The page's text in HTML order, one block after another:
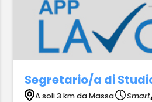
Segretario/a di
A soli 3 km da Massa
Smart